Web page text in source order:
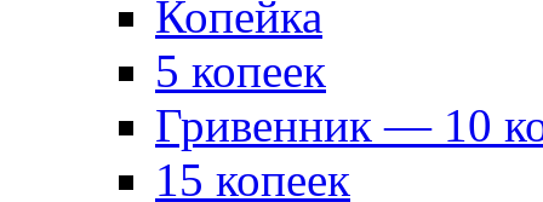
Копейка
5 копеек
Гривенник — 10
15 копеек